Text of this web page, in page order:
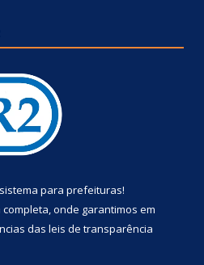
sistema para prefeituras!
completa, onde garantimos em
das leis de transparência